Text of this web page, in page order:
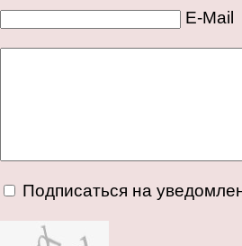
E-Mail
Подписаться на